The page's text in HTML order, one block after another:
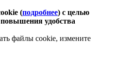
(подробнее) с целью
удобства
файлы cookie, измените